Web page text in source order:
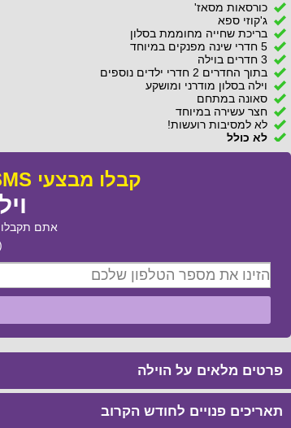
כורסאות מסאז'
ג'קוזי ספא
בריכת שחייה מחוממת בסלון
5 חדרי שינה מפנקים במיוחד
3 חדרים בוילה
בתוך החדרים 2 חדרי ילדים נוספים
וילה בסלון מודרני ומושקע
סאונה במתחם
חצר עשירה במיוחד
לא למסיבות רועשות!
לא כולל
קבלו מבצעי SMS וחיסכו עד 50% בהזמנת:
אתם
פרטים מלאים על הוילה
תאריכים פנויים לחודש הקרוב